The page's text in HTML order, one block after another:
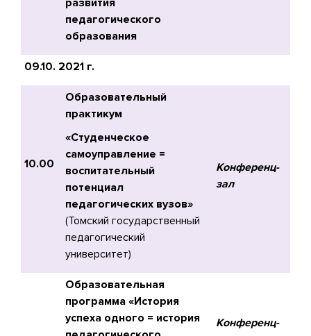
развития
педагогического
образования
09.10. 2021 г.
10.00
Образовательный
практикум
«Студенческое
самоуправление =
воспитательный
потенциал
педагогических вузов»
(Томский государственный
педагогический
университет)
Конференц-
зал
Образовательная
программа «История
успеха одного = история
Конференц-